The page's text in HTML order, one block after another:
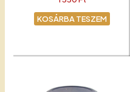
KOSÁRBA TESZEM